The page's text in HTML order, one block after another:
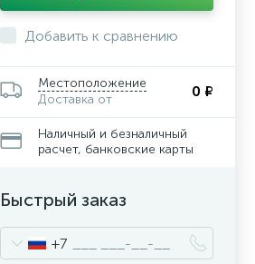
Добавить к сравнению
Местоположение
Доставка от
0 ₽
Наличный и безналичный
расчет, банковские карты
Быстрый заказ
+7